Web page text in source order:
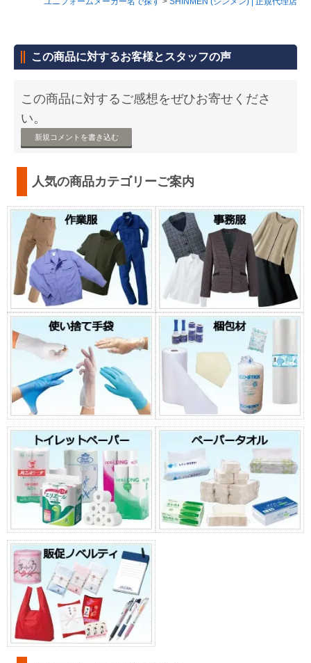
この商品に対するお客様とスタッフの声
この商品に対するご感想をぜひお寄せくださ
い。
新規コメントを書き込む
人気の商品カテゴリーご案内